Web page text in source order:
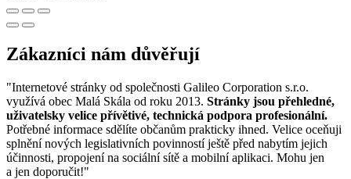
Zákazníci nám důvěřují
"Internetové stránky od společnosti Galileo Corporation s.r.o.
využívá obec Malá Skála od roku 2013. Stránky jsou přehledné,
uživatelsky velice přívětivé, technická podpora profesionální.
Potřebné informace sdělíte občanům prakticky ihned. Velice oceňuji
splnění nových legislativních povinností ještě před nabytím jejich
účinnosti, propojení na sociální sítě a mobilní aplikaci. Mohu jen
a jen doporučit!"